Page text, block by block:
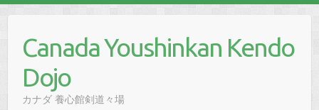
contentCanada Youshinkan Kendo
Dojo
カナダ 養心館剣道々場